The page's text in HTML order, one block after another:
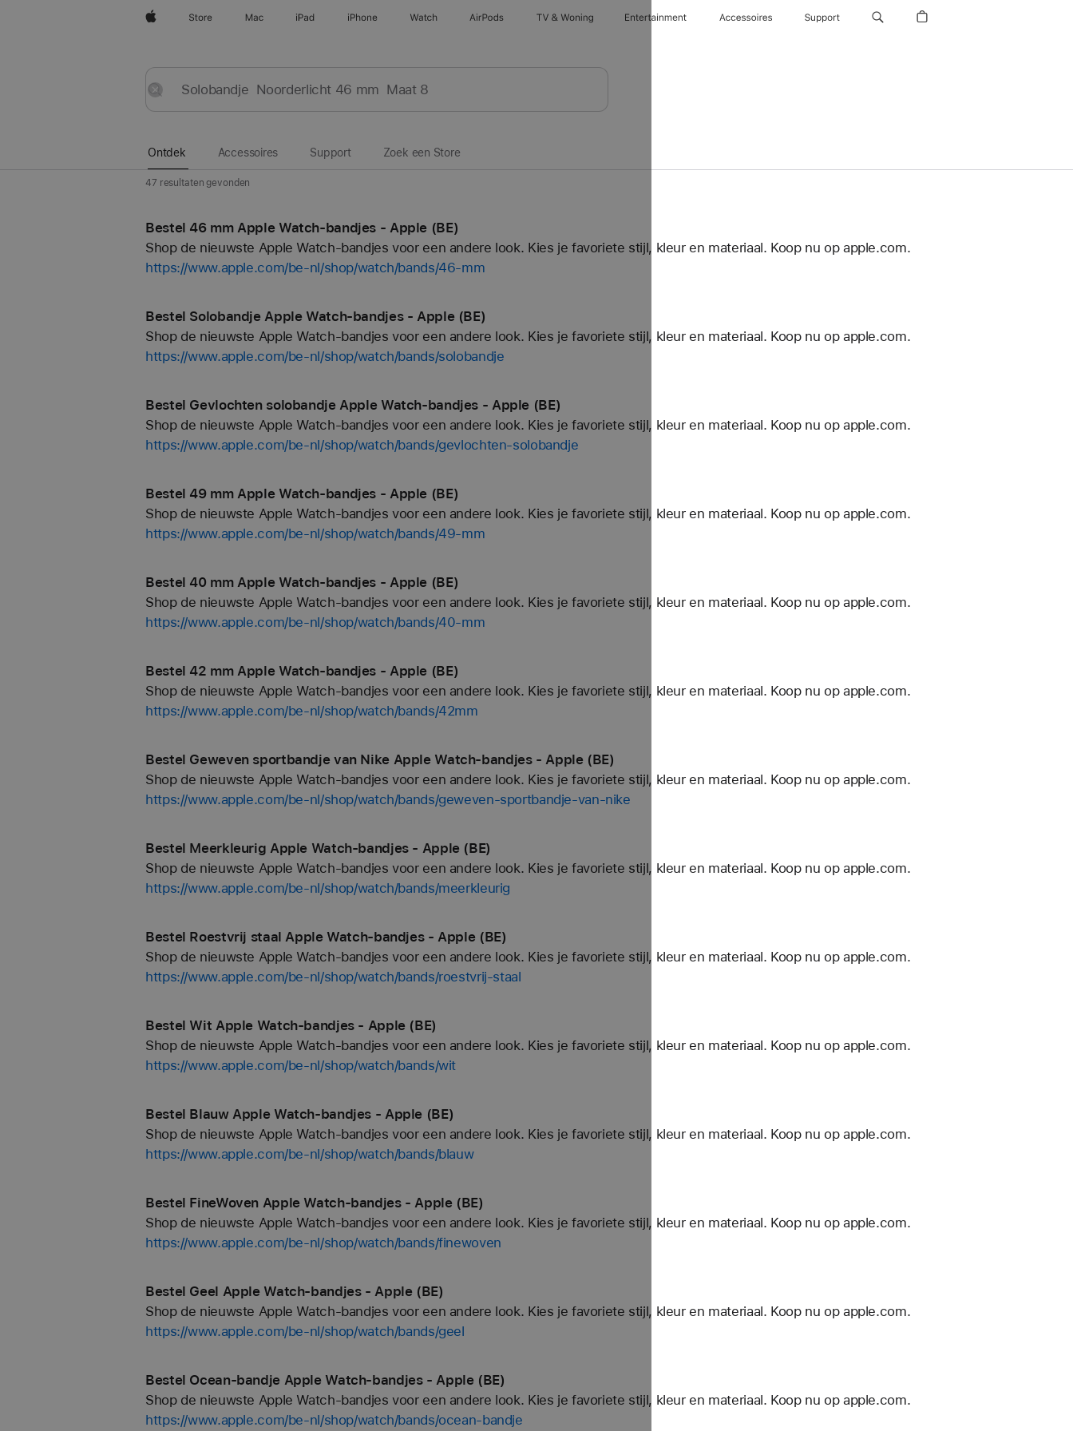
AppleStore Mac iPad iPhone Watch AirPods TV & Woning Entertainment Accessoires Support
Verstuur
Opnieuw
Ontdek Accessoires Support Zoek een Store
47 resultaten gevonden
Bestel 46 mm Apple Watch-bandjes - Apple (BE)
Shop de nieuwste Apple Watch-bandjes voor een andere look. Kies je favoriete stijl, kleur en materiaal. Koop nu op apple.com.
https://www.apple.com/be-nl/shop/watch/bands/46-mm
Bestel Solobandje Apple Watch-bandjes - Apple (BE)
Shop de nieuwste Apple Watch-bandjes voor een andere look. Kies je favoriete stijl, kleur en materiaal. Koop nu op apple.com.
https://www.apple.com/be-nl/shop/watch/bands/solobandje
Bestel Gevlochten solobandje Apple Watch-bandjes - Apple (BE)
Shop de nieuwste Apple Watch-bandjes voor een andere look. Kies je favoriete stijl, kleur en materiaal. Koop nu op apple.com.
https://www.apple.com/be-nl/shop/watch/bands/gevlochten-solobandje
Bestel 49 mm Apple Watch-bandjes - Apple (BE)
Shop de nieuwste Apple Watch-bandjes voor een andere look. Kies je favoriete stijl, kleur en materiaal. Koop nu op apple.com.
https://www.apple.com/be-nl/shop/watch/bands/49-mm
Bestel 40 mm Apple Watch-bandjes - Apple (BE)
Shop de nieuwste Apple Watch-bandjes voor een andere look. Kies je favoriete stijl, kleur en materiaal. Koop nu op apple.com.
https://www.apple.com/be-nl/shop/watch/bands/40-mm
Bestel 42 mm Apple Watch-bandjes - Apple (BE)
Shop de nieuwste Apple Watch-bandjes voor een andere look. Kies je favoriete stijl, kleur en materiaal. Koop nu op apple.com.
https://www.apple.com/be-nl/shop/watch/bands/42mm
Bestel Geweven sportbandje van Nike Apple Watch-bandjes - Apple (BE)
Shop de nieuwste Apple Watch-bandjes voor een andere look. Kies je favoriete stijl, kleur en materiaal. Koop nu op apple.com.
https://www.apple.com/be-nl/shop/watch/bands/geweven-sportbandje-van-nike
Bestel Meerkleurig Apple Watch-bandjes - Apple (BE)
Shop de nieuwste Apple Watch-bandjes voor een andere look. Kies je favoriete stijl, kleur en materiaal. Koop nu op apple.com.
https://www.apple.com/be-nl/shop/watch/bands/meerkleurig
Bestel Roestvrij staal Apple Watch-bandjes - Apple (BE)
Shop de nieuwste Apple Watch-bandjes voor een andere look. Kies je favoriete stijl, kleur en materiaal. Koop nu op apple.com.
https://www.apple.com/be-nl/shop/watch/bands/roestvrij-staal
Bestel Wit Apple Watch-bandjes - Apple (BE)
Shop de nieuwste Apple Watch-bandjes voor een andere look. Kies je favoriete stijl, kleur en materiaal. Koop nu op apple.com.
https://www.apple.com/be-nl/shop/watch/bands/wit
Bestel Blauw Apple Watch-bandjes - Apple (BE)
Shop de nieuwste Apple Watch-bandjes voor een andere look. Kies je favoriete stijl, kleur en materiaal. Koop nu op apple.com.
https://www.apple.com/be-nl/shop/watch/bands/blauw
Bestel FineWoven Apple Watch-bandjes - Apple (BE)
Shop de nieuwste Apple Watch-bandjes voor een andere look. Kies je favoriete stijl, kleur en materiaal. Koop nu op apple.com.
https://www.apple.com/be-nl/shop/watch/bands/finewoven
Bestel Geel Apple Watch-bandjes - Apple (BE)
Shop de nieuwste Apple Watch-bandjes voor een andere look. Kies je favoriete stijl, kleur en materiaal. Koop nu op apple.com.
https://www.apple.com/be-nl/shop/watch/bands/geel
Bestel Ocean‑bandje Apple Watch-bandjes - Apple (BE)
Shop de nieuwste Apple Watch-bandjes voor een andere look. Kies je favoriete stijl, kleur en materiaal. Koop nu op apple.com.
https://www.apple.com/be-nl/shop/watch/bands/ocean-bandje